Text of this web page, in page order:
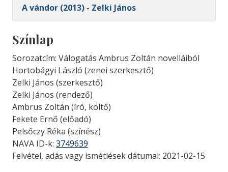
A vándor (2013) - Zelki János
Színlap
Sorozatcím: Válogatás Ambrus Zoltán novelláiból
Hortobágyi László (zenei szerkesztő)
Zelki János (szerkesztő)
Zelki János (rendező)
Ambrus Zoltán (író, költő)
Fekete Ernő (előadó)
Pelsőczy Réka (színész)
NAVA ID-k: 3749639
Felvétel, adás vagy ismétlések dátumai: 2021-02-15